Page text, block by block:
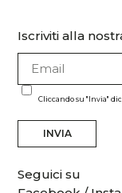
Iscriviti alla
Cliccando su "Invia"
INVIA
Seguici su